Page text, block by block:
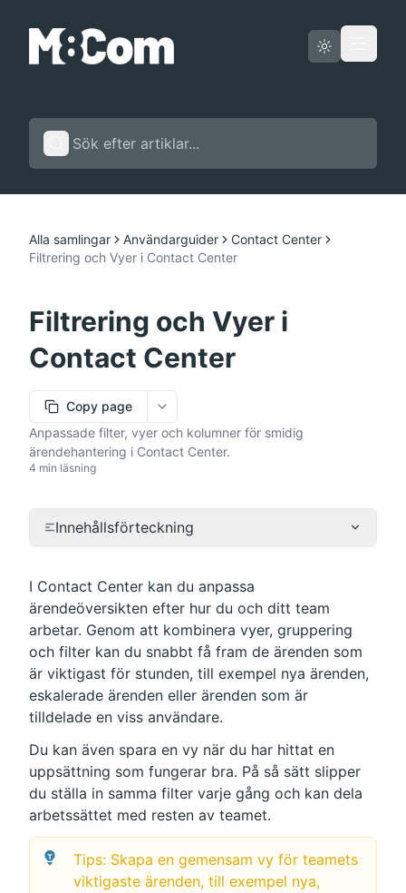
Svenska
Alla samlingar Användarguider
Contact Center
Filtrering och Vyer i Contact Center
Filtrering och Vyer i
Contact Center
Copy page
More options
Anpassade filter, vyer och kolumner för smidig
ärendehantering i Contact Center.
4 min läsning
Innehållsförteckning
I Contact Center kan du anpassa
ärendeöversikten efter hur du och ditt team
arbetar. Genom att kombinera vyer, gruppering
och filter kan du snabbt få fram de ärenden som
är viktigast för stunden, till exempel nya ärenden,
eskalerade ärenden eller ärenden som är
tilldelade en viss användare.
Du kan även spara en vy när du har hittat en
uppsättning som fungerar bra. På så sätt slipper
du ställa in samma filter varje gång och kan dela
arbetssättet med resten av teamet.
Tips: Skapa en gemensam vy för teamets
viktigaste ärenden, till exempel nya,